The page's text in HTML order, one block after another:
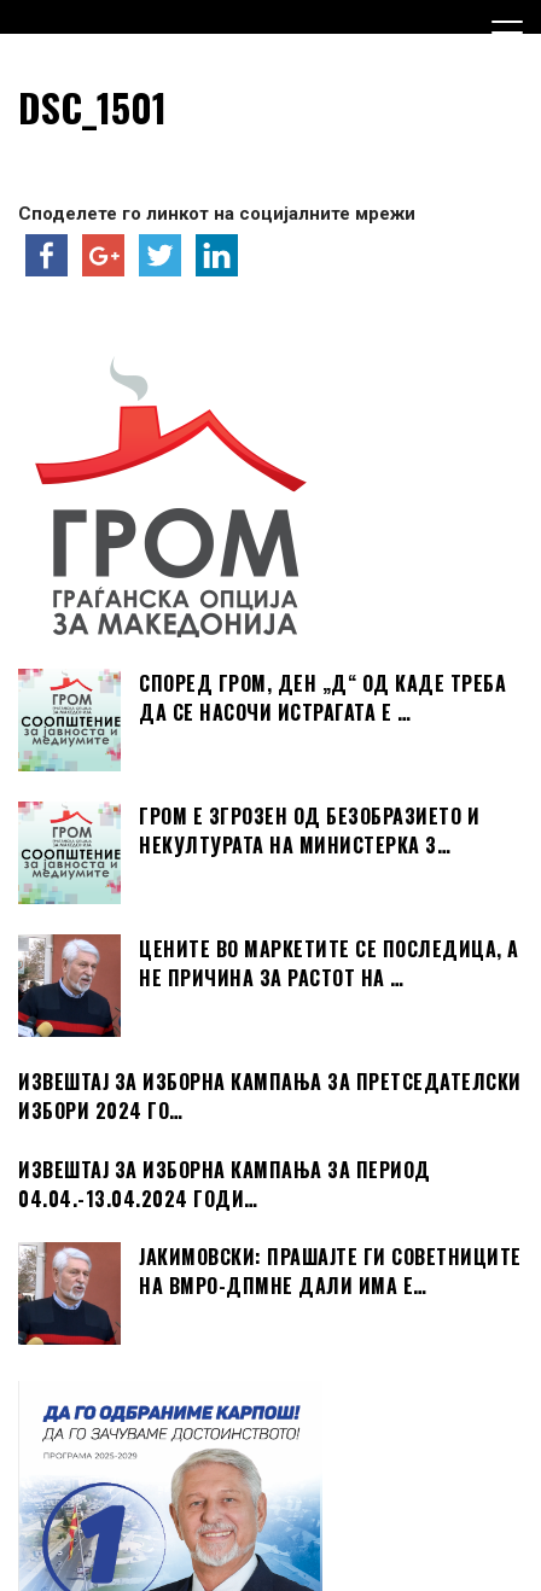
to
Граѓанска Опција за
Македонија
DSC_1501
Споделете го линкот на социјалните мрежи
СПОРЕД ГРОМ, ДЕН „Д“ ОД КАДЕ ТРЕБА
ДА СЕ НАСОЧИ ИСТРАГАТА Е …
ГРОМ Е ЗГРОЗЕН ОД БЕЗОБРАЗИЕТО И
НЕКУЛТУРАТА НА МИНИСТЕРКА З…
ЦЕНИТЕ ВО МАРКЕТИТЕ СЕ ПОСЛЕДИЦА, А
НЕ ПРИЧИНА ЗА РАСТОТ НА …
ИЗВЕШТАЈ ЗА ИЗБОРНА КАМПАЊА ЗА ПРЕТСЕДАТЕЛСКИ
ИЗБОРИ 2024 ГО…
ИЗВЕШТАЈ ЗА ИЗБОРНА КАМПАЊА ЗА ПЕРИОД
04.04.-13.04.2024 ГОДИ…
ЈАКИМОВСКИ: ПРАШАЈТЕ ГИ СОВЕТНИЦИТЕ
НА ВМРО-ДПМНЕ ДАЛИ ИМА Е…